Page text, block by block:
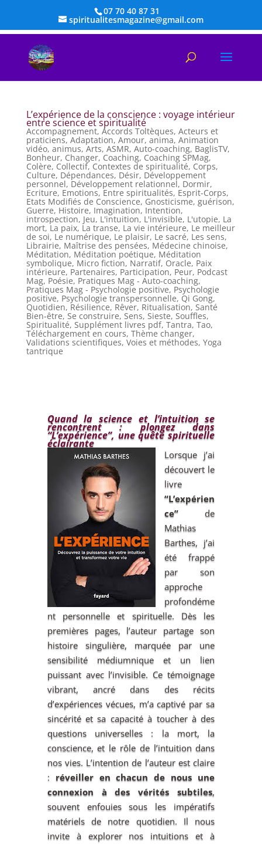
07 70 40 87 31
spiritualitesmagazine@gmail.com
L’expérience de la conscience : voyage intérieur
entre science et spiritualité
Accompagnement, Accords Toltèques, Acteurs et
praticiens, Adaptation, Amour, anima, Animation
vidéo, animus, Arts, ASMR, Auto-coaching, BaglisTV,
Bonheur, Changer, Coaching, Coaching SPMag,
Colère, Collectif, Contextes de spiritualité, Corps,
Culture, Dépendances, Désir, Développement
personnel, Développement relationnel, Dormir,
Ecriture, Emotions, Entre spiritualités, Esprit-Corps,
Etats Modifiés de Conscience, Gnosticisme, guérison,
Guerre, Histoire, Imagination, Intention,
introspection, Jeu, L'intuition, L'invisible, L'utopie, La
mort, La paix, La transe, La vie intérieure, Le meilleur
de soi, Le numérique, Le plaisir, Le sacré, Les sens,
Librairie, Maîtrise des pensées, Médecine chinoise,
Méditation, Méditation poétique, Méditation
symbolique, Micro fiction, Narratif, Oracle, Paix
intérieure, Partenaires, Participation, Peur, Podcast
Mag, Poésie, Pratiques Mag - Auto-coaching,
Pratiques Mag - Psychologie positive, Psychologie
positive, Psychologie transpersonnelle, Qi Gong,
Quotidien, Résilience, Rêver, Ritualisation, Santé
Bien-être, Se construire, Sens, Sieste, Souffles,
Spiritualité, Supplément livres pdf, Tantra, Tao,
Téléchargement en cours, Thème changer,
Validations scientifiques, Voies et méthodes, Yoga
tantrique
Quand la science et l’intuition se
rencontrent : plongez dans
“L’expérience”, une quête spirituelle
éclairante
Lorsque j’ai
découvert le
livre
“L’expérien
ce”de
Mathias
Barthes, j’ai
été frappé
par son
approche
profondéme
nt personnelle et spirituelle. Dès les
premières pages, l’auteur partage son
histoire singulière, marquée par une
sensibilité médiumnique et un lien
puissant avec l’invisible. Ce témoignage
vibrant, ancré dans des récits
d’expériences vécues, m’a captivé par sa
sincérité et sa capacité à toucher à des
questions universelles : la mort, la
conscience, et le rôle de l’intuition dans
nos vies. L’intention de l’auteur est claire
: réveiller en chacun de nous une
connexion à des vérités subtiles,
souvent enfouies sous les impératifs
matériels de notre quotidien. Il nous
invite à explorer nos intuitions et à